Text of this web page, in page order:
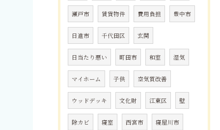
瀬戸市 賃貸物件 費用負担 豊中市
日進市 千代田区 玄関
日当たり悪い 町田市 和室 湿気
マイホーム 子供 空気質改善
ウッドデッキ 文化財 江東区 壁
除カビ 寝室 西宮市 寝屋川市